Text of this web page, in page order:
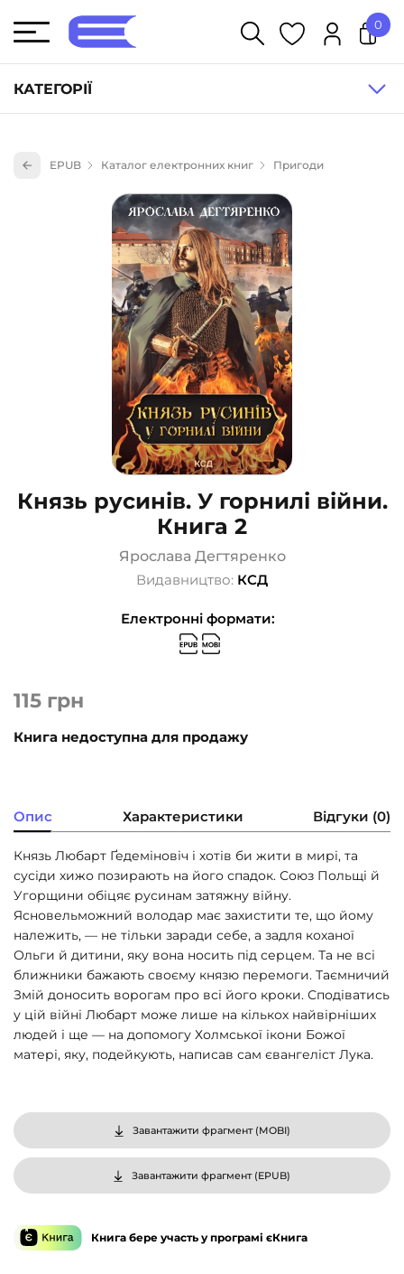
КАТЕГОРІЇ
Книги для дітей (835)
Книги для підлітків (240)
Науково-популярна література (1015)
Навчальна література та посібники (527)
Енциклопедії, довідники, словники (55)
Подарункові сертифікати (1)
0
EPUB Каталог електронних книг Пригоди
Князь русинів. У горнилі війни.
Книга 2
Ярослава Дегтяренко
Видавництво: КСД
Електронні формати:
115 грн
Книга недоступна для продажу
Опис Характеристики Відгуки (0)
Князь Любарт Ґедеміновіч і хотів би жити в мирі, та
сусіди хижо позирають на його спадок. Союз Польщі й
Угорщини обіцяє русинам затяжну війну.
Ясновельможний володар має захистити те, що йому
належить, — не тільки заради себе, а задля коханої
Ольги й дитини, яку вона носить під серцем. Та не всі
ближники бажають своєму князю перемоги. Таємничий
Змій доносить ворогам про всі його кроки. Сподіватись
у цій війні Любарт може лише на кількох найвірніших
людей і ще — на допомогу Холмської ікони Божої
матері, яку, подейкують, написав сам євангеліст Лука.
Завантажити фрагмент (MOBI)
Завантажити фрагмент (EPUB)
Книга бере участь у програмі єКнига